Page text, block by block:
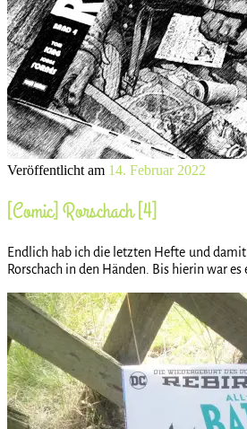
Veröffentlicht am 14. Februar 2022
[Comic] Rorschach [4]
Endlich hab ich die letzten Hefte und
Rorschach in den Händen. Bis hierin war es